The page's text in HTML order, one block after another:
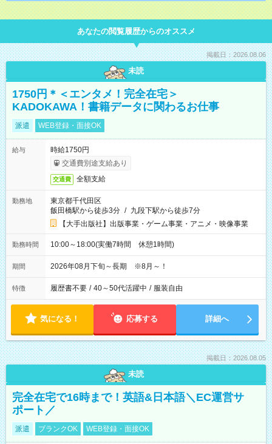
あなたの閲覧履歴からのオススメ
掲載日：2026.08.06
未読
1750円＊＜エンタメ！完全在宅＞
KADOKAWA！書籍データに関わるお仕事
派遣 WEB登録・面接OK
給与
時給1750円
交通費別途支給あり
交通費 全額支給
勤務地
東京都千代田区
飯田橋駅から徒歩3分 / 九段下駅から徒歩7分
【大手出版社】出版事業・ゲーム事業・アニメ・映像事業
勤務時間 10:00～18:00(実働7時間 休憩1時間)
期間 2026年08月下旬～長期 ※8月～！
特徴 履歴書不要 / 40～50代活躍中 / 服装自由
気になる！ 応募する 詳細へ
掲載日：2026.08.05
未読
完全在宅で16時まで！英語&日本語＼EC運営サ
ポート／
派遣 ブランクOK WEB登録・面接OK